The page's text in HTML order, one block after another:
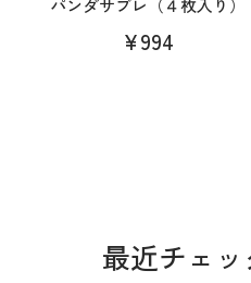
¥994
最近チェ